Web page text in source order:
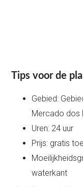
Tips voor de
Gebied:
Mercado dos
Uren: 24 uur
Prijs: gratis
waterkant